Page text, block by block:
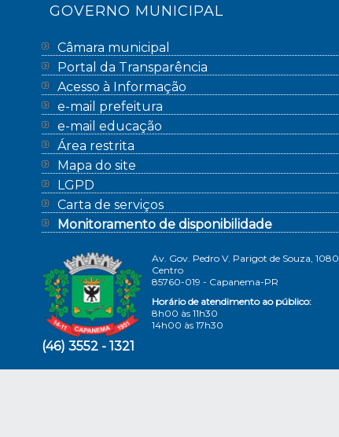
GOVERNO MUNICIPAL
Câmara municipal
Portal da Transparência
Acesso à Informação
e-mail prefeitura
e-mail educação
Área restrita
Mapa do site
LGPD
Carta de serviços
Monitoramento de disponibilidade
Av. Gov. Pedro V. Parigot de Souza, 1080
Centro
85760-019 - Capanema-PR
Horário de atendimento ao público:
8h00 às 11h30
14h00 às 17h30
(46) 3552 - 1321